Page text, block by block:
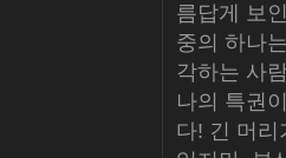
름답게 보
중의 하나
각하는 사
나의 특권
다! 긴 머